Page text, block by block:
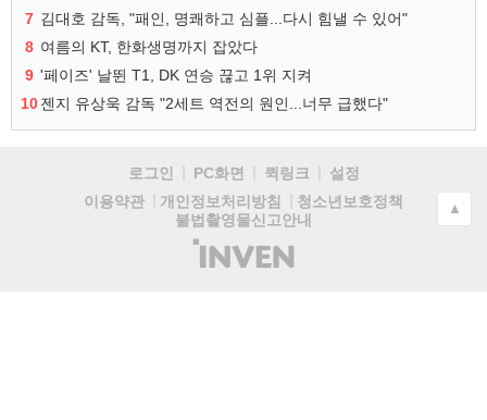
7 김대호 감독, "패인, 명쾌하고 심플...다시 힘낼 수 있어"
8 여름의 KT, 한화생명까지 잡았다
9 '페이즈' 날뛴 T1, DK 연승 끊고 1위 지켜
10젠지 유상욱 감독 "2세트 역전의 원인...너무 급했다"
로그인 PC화면 퀵링크
설정
이용약관
개인정보처리방침
청소년보호정책
불법촬영물신고안내
(주)
인
▲